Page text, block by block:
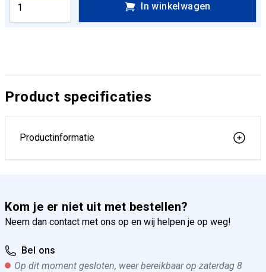
In winkelwagen
Product specificaties
Productinformatie
Kom je er niet uit met bestellen?
Neem dan contact met ons op en wij helpen je op weg!
Bel ons
Op dit moment gesloten, weer bereikbaar op zaterdag 8